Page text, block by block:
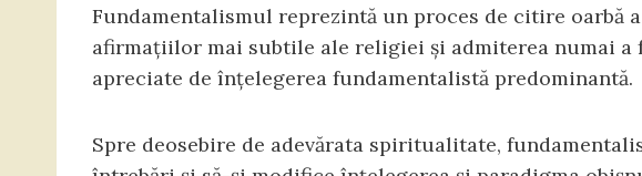
Fundamentalismul reprezintă un proces de citire oarbă
afirmațiilor mai subtile ale religiei și admiterea numai a
apreciate de înțelegerea fundamentalistă predominantă.
Spre deosebire de adevărata spiritualitate,